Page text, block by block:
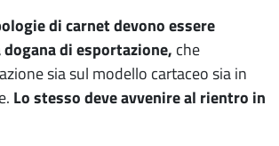
di carnet devono essere
di esportazione, che
sia sul modello cartaceo sia in
Lo stesso deve avvenire al rientro in